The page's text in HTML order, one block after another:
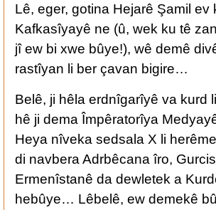
Lê, eger, gotina Hejarê Şamil ev
Kafkasîyayê ne (û, wek ku tê
jî ew bi xwe bûye!), wê demê
rastîyan li ber çavan bigire…
Belê, ji hêla erdnîgarîyê va kurd
hê ji dema Împêratorîya
Heya nîveka sedsala X li
di navbera Adrbêcana îro,
Ermenîstanê da dewletek a
hebûye… Lêbelê, ew demekê